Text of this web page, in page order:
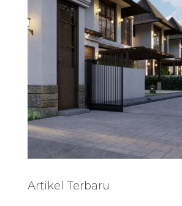
r
:
Artikel Terbaru